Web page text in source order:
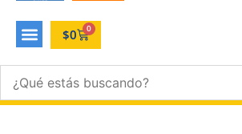
$0 0